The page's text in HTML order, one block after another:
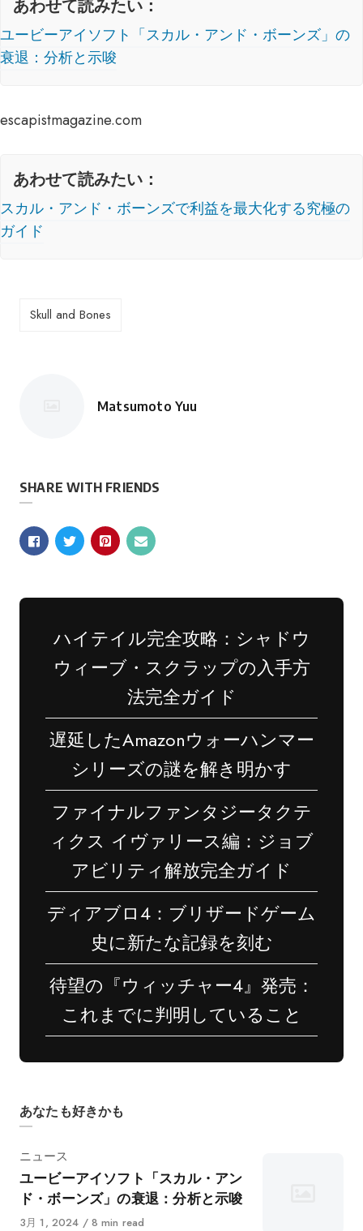
あわせて読みたい：
ユービーアイソフト「スカル・アンド・ボーンズ」の
衰退：分析と示唆
escapistmagazine.com
あわせて読みたい：
スカル・アンド・ボーンズで利益を最大化する究極の
ガイド
Skull and Bones
投
Matsumoto Yuu
SHARE WITH FRIENDS
ハイテイル完全攻略：シャドウ
ウィーブ・スクラップの入手方
法完全ガイド
遅延したAmazonウォーハンマー
シリーズの謎を解き明かす
ファイナルファンタジータクテ
ィクス イヴァリース編：ジョブ
アビリティ解放完全ガイド
ディアブロ4：ブリザードゲーム
史に新たな記録を刻む
待望の『ウィッチャー4』発売：
これまでに判明していること
あなたも好きかも
カ
テ
ゴ
リ
ニュース
ユービーアイソフト「スカル・アン
ド・ボーンズ」の衰退：分析と示唆
に
3月 1, 2024 8 min read